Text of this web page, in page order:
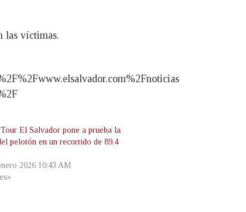
las víctimas.
El Salvador pone a prueba la
pelotón en un recorrido de 89.4
2026 10:43 AM